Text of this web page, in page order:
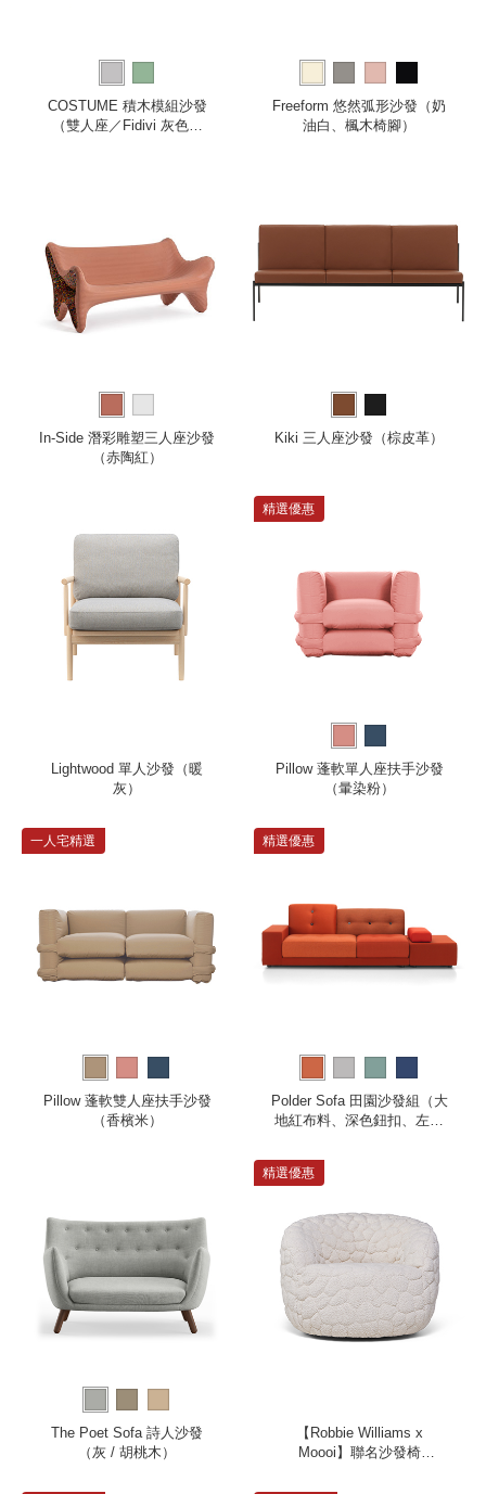
COSTUME 積木模組沙發
（雙人座／Fidivi 灰色布
Freeform 悠然弧形沙發（奶
油白、楓木椅腳）
In-Side 潛彩雕塑三人座沙發
（赤陶紅）
Kiki 三人座沙發（棕皮革）
Lightwood 單人沙發（暖
灰）
精選優惠
Pillow 蓬軟單人座扶手沙發
（暈染粉）
一人宅精選
Pillow 蓬軟雙人座扶手沙發
（香檳米）
精選優惠
Polder Sofa 田園沙發組（大
地紅布料、深色鈕扣、左扶
The Poet Sofa 詩人沙發
（灰 / 胡桃木）
精選優惠
【Robbie Williams x
Moooi】聯名沙發椅